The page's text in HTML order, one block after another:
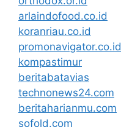
arlaindofood.co.id
koranriau.co.id
promonavigator.co.id
kompastimur
beritabatavias
technonews24.com
beritaharianmu.com
sofold.com